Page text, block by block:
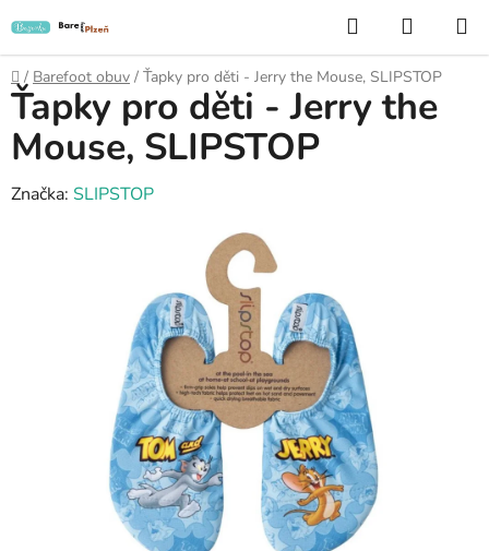
na
obsah
Hledat
KOŠÍK
Domů
/ Barefoot obuv / Ťapky pro děti - Jerry the Mouse, SLIPSTOP
Ťapky pro děti - Jerry the
Mouse, SLIPSTOP
Značka: SLIPSTOP